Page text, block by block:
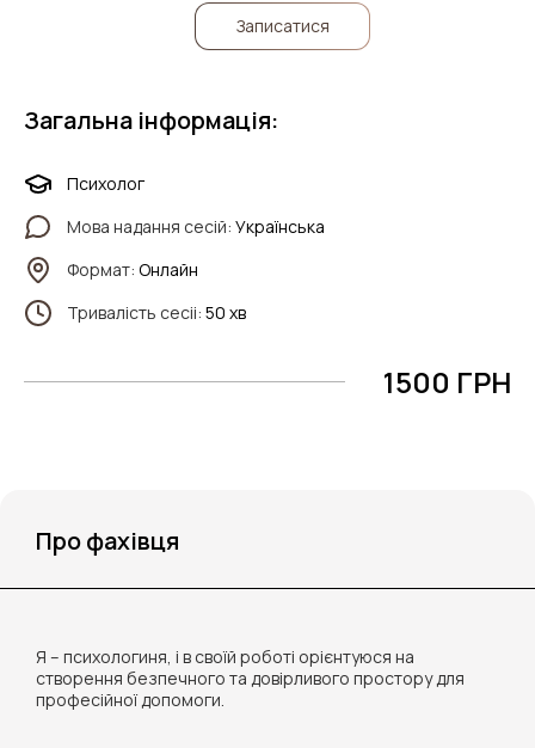
Записатися
Загальна інформація:
Психолог
Мова надання сесій: Українська
Формат: Онлайн
Тривалість сесіі: 50 хв
1500 ГРН
Про фахівця
Я – психологиня, і в своїй роботі орієнтуюся на
створення безпечного та довірливого простору для
професійної допомоги.